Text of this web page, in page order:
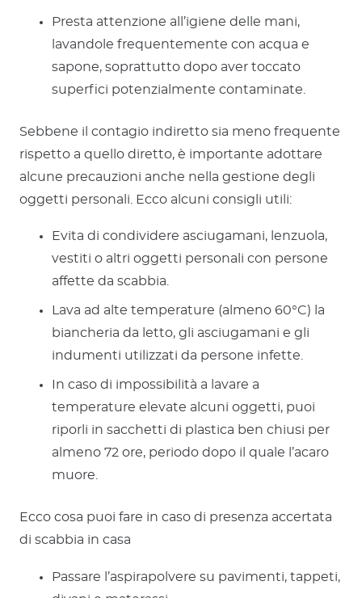
Presta attenzione all’igiene delle mani,
lavandole frequentemente con acqua e
sapone, soprattutto dopo aver toccato
superfici potenzialmente contaminate.
Sebbene il contagio indiretto sia meno frequente
rispetto a quello diretto, è importante adottare
alcune precauzioni anche nella gestione degli
oggetti personali. Ecco alcuni consigli utili:
Evita di condividere asciugamani, lenzuola,
vestiti o altri oggetti personali con persone
affette da scabbia.
Lava ad alte temperature (almeno 60°C) la
biancheria da letto, gli asciugamani e gli
indumenti utilizzati da persone infette.
In caso di impossibilità a lavare a
temperature elevate alcuni oggetti, puoi
riporli in sacchetti di plastica ben chiusi per
almeno 72 ore, periodo dopo il quale l’acaro
muore.
Ecco cosa puoi fare in caso di presenza accertata
di scabbia in casa
Passare l’aspirapolvere su pavimenti, tappeti,